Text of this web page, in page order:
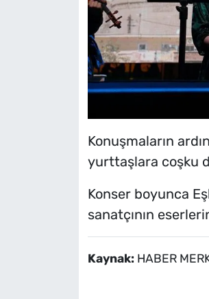
Konuşmaların
yurttaşlara coşku
Konser boyunca
sanatçının
Kaynak: HABER